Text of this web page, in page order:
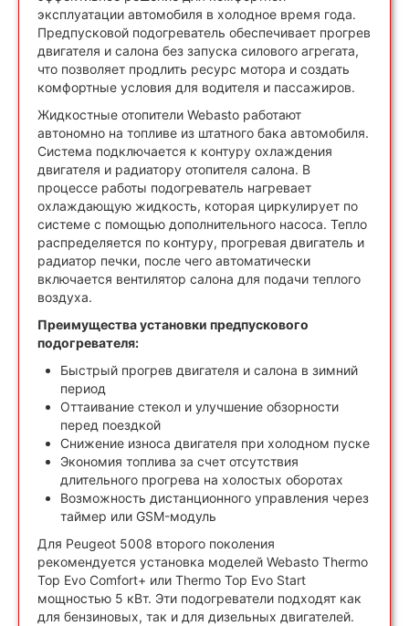
эксплуатации автомобиля в холодное время года.
Предпусковой подогреватель обеспечивает прогрев
двигателя и салона без запуска силового агрегата,
что позволяет продлить ресурс мотора и создать
комфортные условия для водителя и пассажиров.
Жидкостные отопители Webasto работают
автономно на топливе из штатного бака автомобиля.
Система подключается к контуру охлаждения
двигателя и радиатору отопителя салона. В
процессе работы подогреватель нагревает
охлаждающую жидкость, которая циркулирует по
системе с помощью дополнительного насоса. Тепло
распределяется по контуру, прогревая двигатель и
радиатор печки, после чего автоматически
включается вентилятор салона для подачи теплого
воздуха.
Преимущества установки предпускового
подогревателя:
Быстрый прогрев двигателя и салона в зимний
период
Оттаивание стекол и улучшение обзорности
перед поездкой
Снижение износа двигателя при холодном пуске
Экономия топлива за счет отсутствия
длительного прогрева на холостых оборотах
Возможность дистанционного управления через
таймер или GSM-модуль
Для Peugeot 5008 второго поколения
рекомендуется установка моделей Webasto Thermo
Top Evo Comfort+ или Thermo Top Evo Start
мощностью 5 кВт. Эти подогреватели подходят как
для бензиновых, так и для дизельных двигателей.